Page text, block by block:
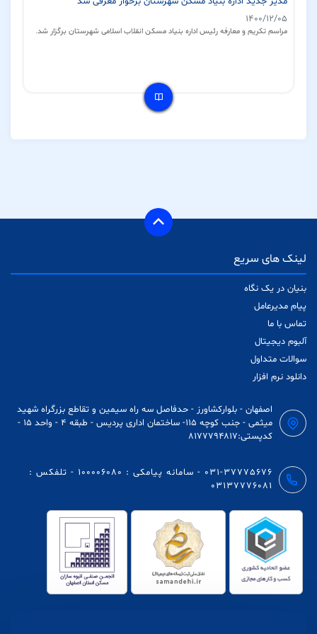
۱۴۰۰/۱۲/۰۵
مراسم تکریم و معارفه رئیس اداره بنیاد مسکن انقلاب اسلامی شهرستان برگزار شد.
لینک های سریع
بنیان در یک نگاه
پیام مدیرعامل
تماس با ما
آلبوم دیجیتال
سوالات متداول
دانلود نرم افزار
اصفهان - بلوارکشاورز - حدفاصل سه راه سیمین و تقاطع بزرگراه شهید
میثمی - جنب کوچه 115- ساختمان اداری پردیس - طبقه ۴ - واحد ١۵ -
کدپستی:۸۱۷۷۷۹۴۸۱۷
031-37775676 - سامانه پیامکی : 100006080 - تلفکس :
03137776081